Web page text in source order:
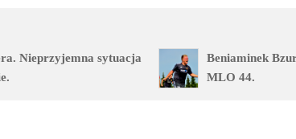
Nieprzyjemna sytuacja
Beniaminek
MLO 44.